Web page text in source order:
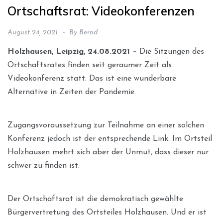
Ortschaftsrat: Videokonferenzen
August 24, 2021 By Bernd
Holzhausen, Leipzig, 24.08.2021 – Die Sitzungen des
Ortschaftsrates finden seit geraumer Zeit als
Videokonferenz statt. Das ist eine wunderbare
Alternative in Zeiten der Pandemie.
Zugangsvoraussetzung zur Teilnahme an einer solchen
Konferenz jedoch ist der entsprechende Link. Im Ortsteil
Holzhausen mehrt sich aber der Unmut, dass dieser nur
schwer zu finden ist.
Der Ortschaftsrat ist die demokratisch gewählte
Bürgervertretung des Ortsteiles Holzhausen. Und er ist